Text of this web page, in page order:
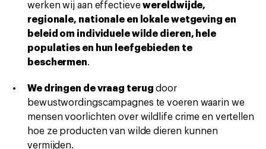
werken wij aan effectievewereldwijde,
regionale, nationale en lokale wetgeving en
beleid om individuele wilde dieren, hele
populaties en hun leefgebieden te
beschermen.
We dringen de vraag terug door
bewustwordingscampagnes te voeren waarin we
mensen voorlichten over wildlife crime en vertellen
hoe ze producten van wilde dieren kunnen
vermijden.